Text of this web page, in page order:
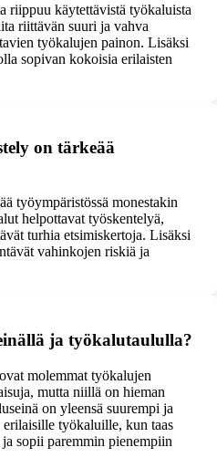
riippuu käytettävistä työkaluista
riittävän suuri ja vahva
työkalujen painon. Lisäksi
sopivan kokoisia erilaisten
on tärkeää
työympäristössä monestakin
helpottavat työskentelyä,
turhia etsimiskertoja. Lisäksi
vahinkojen riskiä ja
ja työkalutaululla?
molemmat työkalujen
mutta niillä on hieman
on yleensä suurempi ja
erilaisille työkaluille, kun taas
sopii paremmin pienempiin